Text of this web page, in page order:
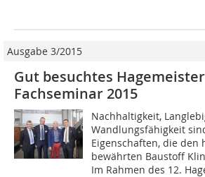
Ausgabe 3/2015
Gut besuchtes
Fachseminar 2015
Nachhaltigkeit,
Wandlungsfähigkeit
Eigenschaften, die den
bewährten Baustoff
Im Rahmen des 12.